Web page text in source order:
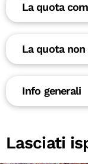
La quota
La quota
Info generali
Lasciati